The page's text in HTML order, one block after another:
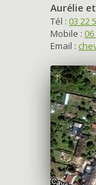
Aurélie et
Tél : 03 22
Mobile : 06
Email :